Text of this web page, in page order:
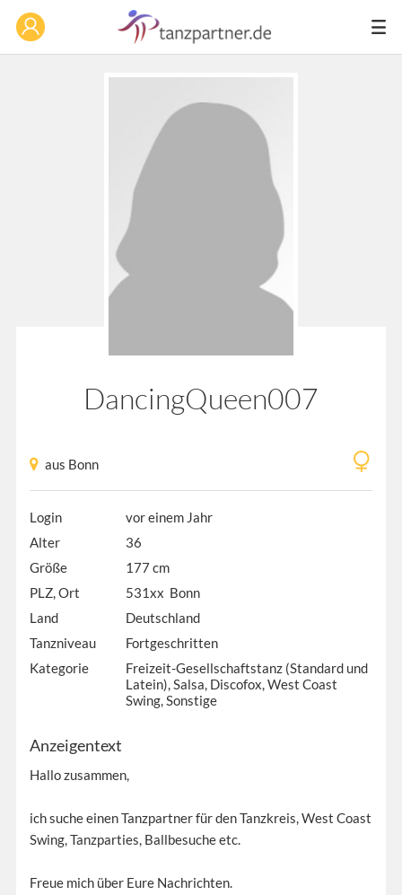
DancingQueen007
aus Bonn
Login
vor einem Jahr
Alter
36
Größe
177 cm
PLZ, Ort
531xx Bonn
Land
Deutschland
Tanzniveau
Fortgeschritten
Kategorie
Freizeit-Gesellschaftstanz (Standard und
Latein), Salsa, Discofox, West Coast
Swing, Sonstige
Anzeigentext
Hallo zusammen,
ich suche einen Tanzpartner für den Tanzkreis, West Coast
Swing, Tanzparties, Ballbesuche etc.
Freue mich über Eure Nachrichten.